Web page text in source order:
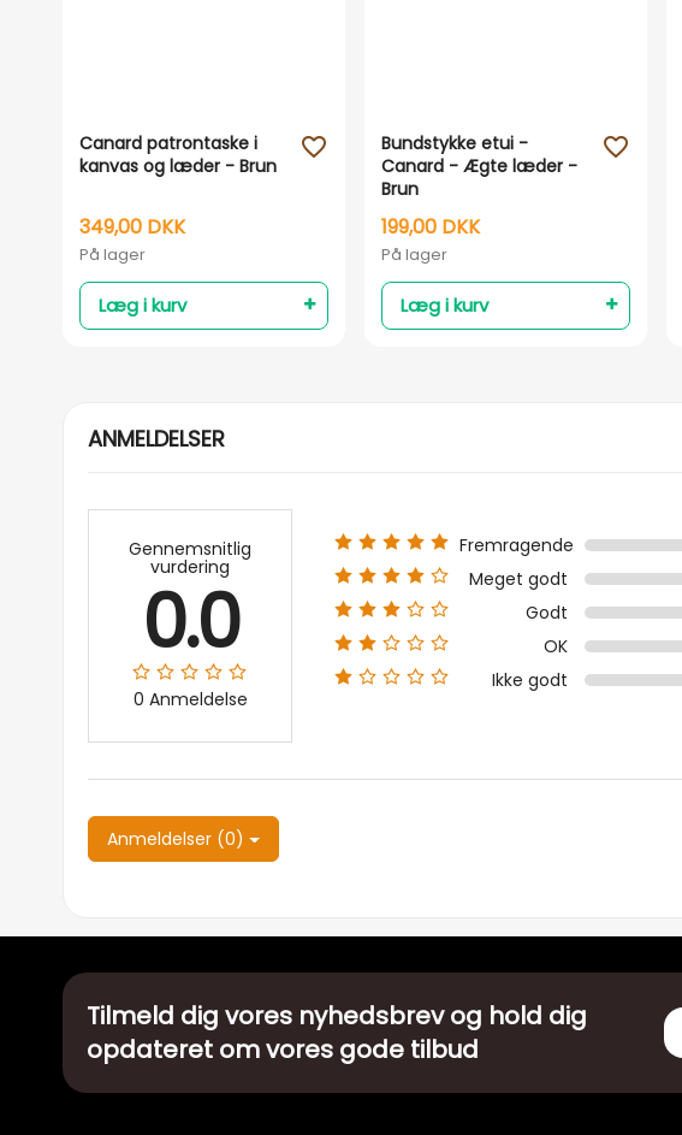
Canard patrontaske i
kanvas og læder - Brun
349,00 DKK
På lager
Læg i kurv
favorite_outline
Bundstykke etui -
Canard - Ægte læder -
Brun
199,00 DKK
På lager
Læg i kurv
favorite_outline
ANMELDELSER
Gennemsnitlig
vurdering
0.0
0 Anmeldelse
Fremragende
Meget godt
Godt
OK
Ikke godt
Anmeldelser (0)
Tilmeld dig vores nyhedsbrev og hold dig
opdateret om vores gode tilbud